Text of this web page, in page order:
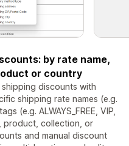
by rate name,
or country
discounts with
shipping rate names (e.g.
(e.g. ALWAYS_FREE, VIP,
product, collection, or
and manual discount